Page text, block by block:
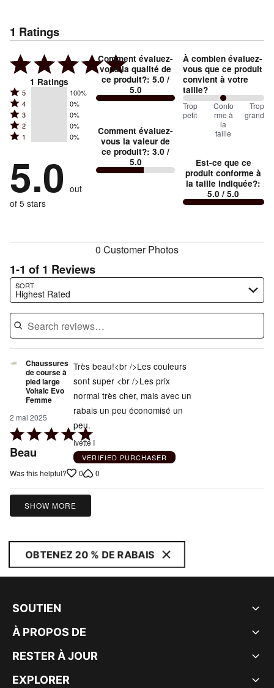
1 Ratings
1 Ratings
Rated
5
stars
by
of
reviewers
5 100%
Rated
4
stars
by
of
reviewers
4 0%
Rated
3
stars
0%
of
reviewers
3 0%
Rated
2
by
0%
of
reviewers
2 0%
Rated
stars
by
0%
of
1 0%
5.0 out
of 5 stars
Comment évaluez-
vous la qualité de
ce produit?:5.0 /
5.0
Comment évaluez-
vous la valeur de
ce produit?:3.0 /
5.0
À combien évaluez-
vous que ce produit
convient à votre
taille?
100
between
and
Conforme
à
Trop
petit
Confo
rme à
la
taille
Trop
grand
Est-ce que ce
produit conforme à
la taille indiquée?:
5.0 / 5.0
0 Customer Photos
1-1 of 1 Reviews
SORT
Highest Rated
Search reviews…
Chaussures
de course à
pied large
Voltaic Evo
Femme
2 mai 2025
Rated
5
of
5
Beau
Très beau!<br />Les couleurs
sont super <br />Les prix
normal très cher, mais avec un
rabais un peu économisé un
peu.
Ivette I
VERIFIED PURCHASER
Was this helpful? 0 0
SHOW MORE
OBTENEZ 20 % DE RABAIS
SOUTIEN
À PROPOS DE
RESTER À JOUR
EXPLORER